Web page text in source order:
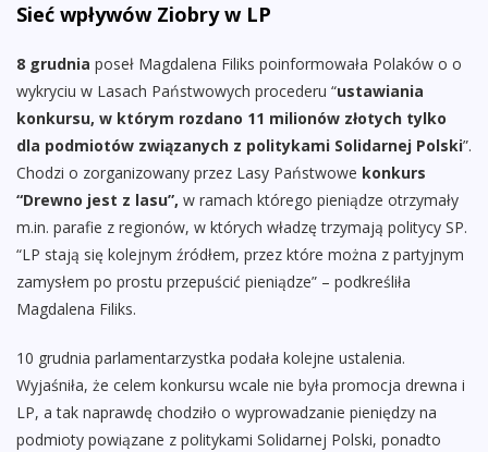
Sieć wpływów Ziobry w LP
8 grudnia poseł Magdalena Filiks poinformowała Polaków o o
wykryciu w Lasach Państwowych procederu “ustawiania
konkursu, w którym rozdano 11 milionów złotych tylko
dla podmiotów związanych z politykami Solidarnej Polski”.
Chodzi o zorganizowany przez Lasy Państwowe konkurs
“Drewno jest z lasu”, w ramach którego pieniądze otrzymały
m.in. parafie z regionów, w których władzę trzymają politycy SP.
“LP stają się kolejnym źródłem, przez które można z partyjnym
zamysłem po prostu przepuścić pieniądze” – podkreśliła
Magdalena Filiks.
10 grudnia parlamentarzystka podała kolejne ustalenia.
Wyjaśniła, że celem konkursu wcale nie była promocja drewna i
LP, a tak naprawdę chodziło o wyprowadzanie pieniędzy na
podmioty powiązane z politykami Solidarnej Polski, ponadto